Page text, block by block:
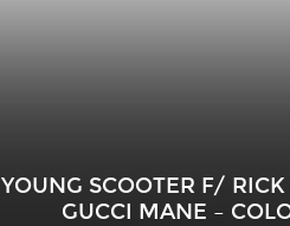
YOUNG SCOOTER F/
GUCCI MANE –